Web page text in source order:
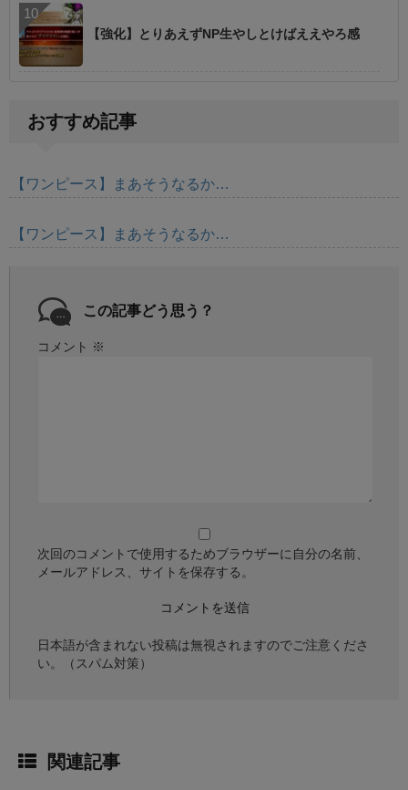
【強化】とりあえずNP生やしとけばええやろ感
おすすめ記事
【ワンピース】まあそうなるか…
【ワンピース】まあそうなるか…
この記事どう思う？
コメント ※
次回のコメントで使用するためブラウザーに自分の名前、
メールアドレス、サイトを保存する。
日本語が含まれない投稿は無視されますのでご注意くださ
い。（スパム対策）
関連記事